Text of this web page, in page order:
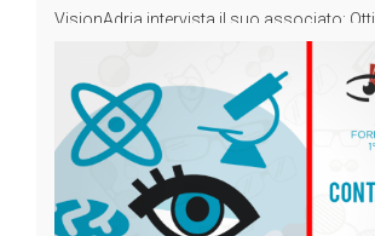
VisionAdria intervista il suo associato:
Pubblicato il18-04-2019
Categoria:Intervista